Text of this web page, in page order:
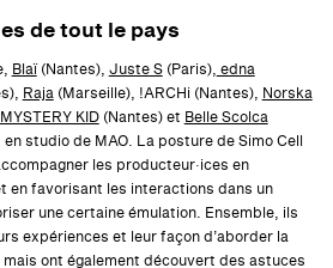
de tout le pays
Blaï(Nantes), Juste S(Paris), edna
Raja(Marseille), !ARCHi (Nantes), Norska
MYSTERY KID(Nantes) et Belle Scolca
studio de MAO. La posture de Simo Cell
les producteur·ices en
en favorisant les interactions dans un
une certaine émulation. Ensemble, ils
expériences et leur façon d’aborder la
ont également découvert des astuces